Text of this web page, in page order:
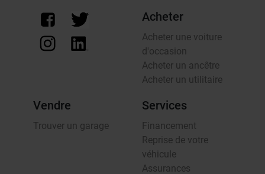
Acheter
Acheter une voiture
d'occasion
Acheter un ancêtre
Acheter un utilitaire
Vendre
Trouver un garage
Services
Financement
Reprise de votre
véhicule
Assurances